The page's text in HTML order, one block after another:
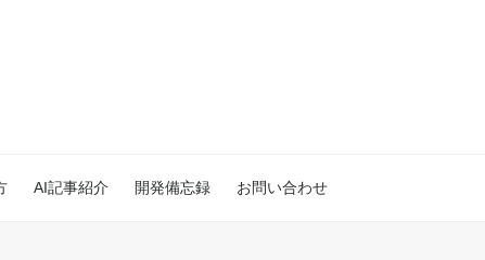
AI記事紹介 開発備忘録 お問い合わせ